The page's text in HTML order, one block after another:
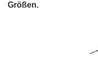
Größen.